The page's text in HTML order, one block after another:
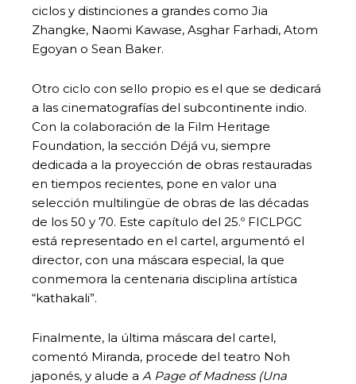
ciclos y distinciones a grandes como Jia
Zhangke, Naomi Kawase, Asghar Farhadi, Atom
Egoyan o Sean Baker.
Otro ciclo con sello propio es el que se dedicará
a las cinematografías del subcontinente indio.
Con la colaboración de la Film Heritage
Foundation, la sección Déjá vu, siempre
dedicada a la proyección de obras restauradas
en tiempos recientes, pone en valor una
selección multilingüe de obras de las décadas
de los 50 y 70. Este capítulo del 25.º FICLPGC
está representado en el cartel, argumentó el
director, con una máscara especial, la que
conmemora la centenaria disciplina artística
“kathakali”.
Finalmente, la última máscara del cartel,
comentó Miranda, procede del teatro Noh
japonés, y alude a A Page of Madness (Una